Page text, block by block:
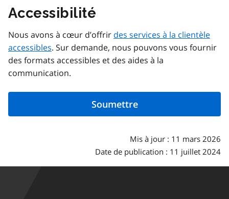
Accessibilité
Nous avons à cœur d’offrir des services à la clientèle
accessibles. Sur demande, nous pouvons vous fournir
des formats accessibles et des aides à la
communication.
Mis à jour : 11 mars 2026
Date de publication : 11 juillet 2024